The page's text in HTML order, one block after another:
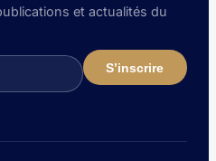
et actualités du